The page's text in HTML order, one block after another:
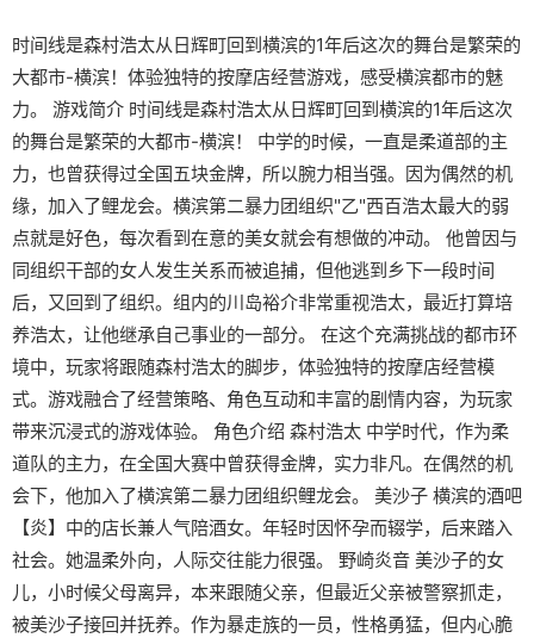
时间线是森村浩太从日辉町回到横滨的1年后这次的舞台是繁荣的
大都市-横滨！体验独特的按摩店经营游戏，感受横滨都市的魅
力。 游戏简介 时间线是森村浩太从日辉町回到横滨的1年后这次
的舞台是繁荣的大都市-横滨！ 中学的时候，一直是柔道部的主
力，也曾获得过全国五块金牌，所以腕力相当强。因为偶然的机
缘，加入了鲤龙会。横滨第二暴力团组织"乙"西百浩太最大的弱
点就是好色，每次看到在意的美女就会有想做的冲动。 他曾因与
同组织干部的女人发生关系而被追捕，但他逃到乡下一段时间
后，又回到了组织。组内的川岛裕介非常重视浩太，最近打算培
养浩太，让他继承自己事业的一部分。 在这个充满挑战的都市环
境中，玩家将跟随森村浩太的脚步，体验独特的按摩店经营模
式。游戏融合了经营策略、角色互动和丰富的剧情内容，为玩家
带来沉浸式的游戏体验。 角色介绍 森村浩太 中学时代，作为柔
道队的主力，在全国大赛中曾获得金牌，实力非凡。在偶然的机
会下，他加入了横滨第二暴力团组织鲤龙会。 美沙子 横滨的酒吧
【炎】中的店长兼人气陪酒女。年轻时因怀孕而辍学，后来踏入
社会。她温柔外向，人际交往能力很强。 野崎炎音 美沙子的女
儿，小时候父母离异，本来跟随父亲，但最近父亲被警察抓走，
被美沙子接回并抚养。作为暴走族的一员，性格勇猛，但内心脆